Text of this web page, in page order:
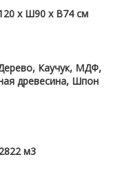
x Ш90 x В74 см
Каучук, МДФ,
древесина, Шпон
м3